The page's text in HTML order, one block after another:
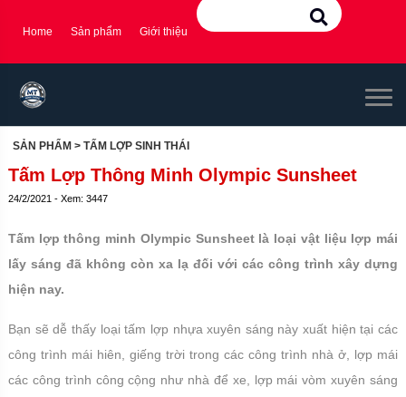
Home Sản phẩm Giới thiệu
SẢN PHẨM > TẤM LỢP SINH THÁI
Tấm Lợp Thông Minh Olympic Sunsheet
24/2/2021 - Xem: 3447
Tấm lợp thông minh Olympic Sunsheet là loại vật liệu lợp mái
lấy sáng đã không còn xa lạ đối với các công trình xây dựng
hiện nay.
Bạn sẽ dễ thấy loại tấm lợp nhựa xuyên sáng này xuất hiện tại các
công trình mái hiên, giếng trời trong các công trình nhà ở, lợp mái
các công trình công cộng như nhà để xe, lợp mái vòm xuyên sáng